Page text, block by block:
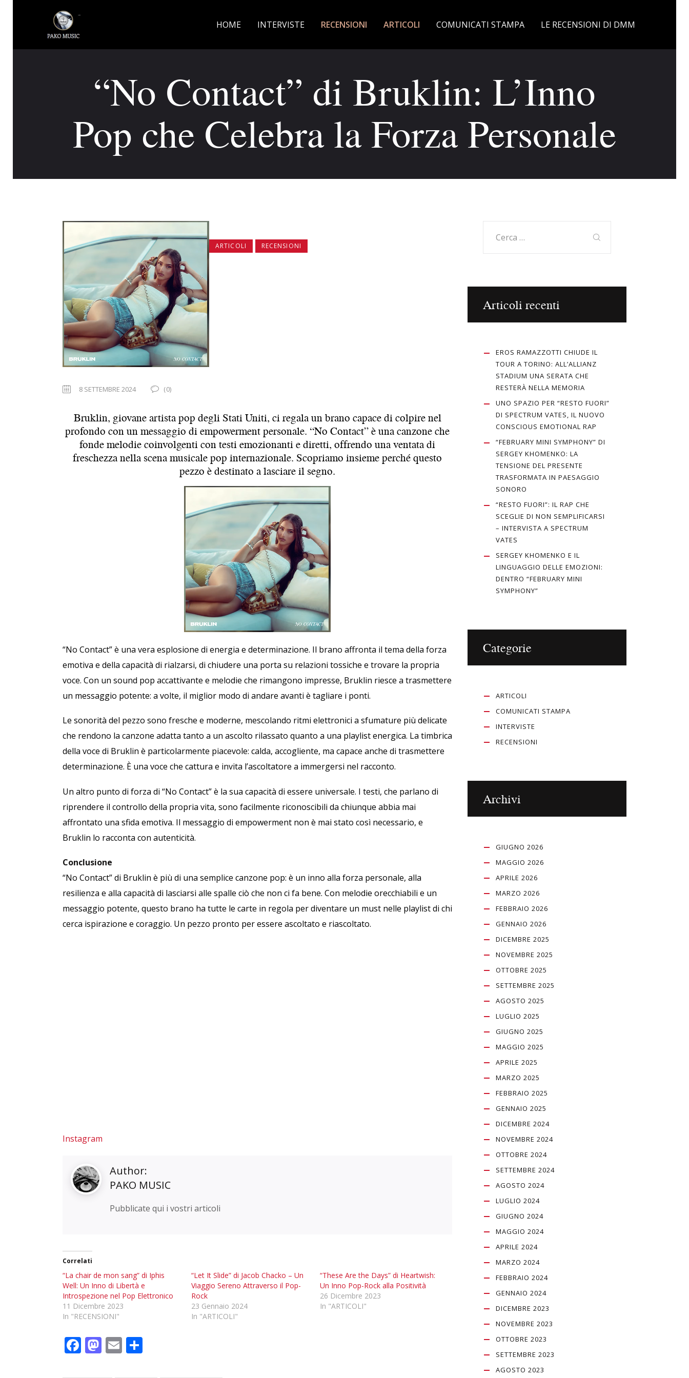
HOME INTERVISTE RECENSIONI ARTICOLI COMUNICATI STAMPA LE RECENSIONI DI DMM
“No Contact” di Bruklin: L’Inno
Pop che Celebra la Forza Personale
ARTICOLI RECENSIONI
8 SETTEMBRE 2024 (0)
Bruklin, giovane artista pop degli Stati Uniti, ci regala un brano capace di colpire nel
profondo con un messaggio di empowerment personale. “No Contact” è una canzone che
fonde melodie coinvolgenti con testi emozionanti e diretti, offrendo una ventata di
freschezza nella scena musicale pop internazionale. Scopriamo insieme perché questo
pezzo è destinato a lasciare il segno.
“No Contact” è una vera esplosione di energia e determinazione. Il brano affronta il tema della forza
emotiva e della capacità di rialzarsi, di chiudere una porta su relazioni tossiche e trovare la propria
voce. Con un sound pop accattivante e melodie che rimangono impresse, Bruklin riesce a trasmettere
un messaggio potente: a volte, il miglior modo di andare avanti è tagliare i ponti.
Le sonorità del pezzo sono fresche e moderne, mescolando ritmi elettronici a sfumature più delicate
che rendono la canzone adatta tanto a un ascolto rilassato quanto a una playlist energica. La timbrica
della voce di Bruklin è particolarmente piacevole: calda, accogliente, ma capace anche di trasmettere
determinazione. È una voce che cattura e invita l’ascoltatore a immergersi nel racconto.
Un altro punto di forza di “No Contact” è la sua capacità di essere universale. I testi, che parlano di
riprendere il controllo della propria vita, sono facilmente riconoscibili da chiunque abbia mai
affrontato una sfida emotiva. Il messaggio di empowerment non è mai stato così necessario, e
Bruklin lo racconta con autenticità.
Conclusione
“No Contact” di Bruklin è più di una semplice canzone pop: è un inno alla forza personale, alla
resilienza e alla capacità di lasciarsi alle spalle ciò che non ci fa bene. Con melodie orecchiabili e un
messaggio potente, questo brano ha tutte le carte in regola per diventare un must nelle playlist di chi
cerca ispirazione e coraggio. Un pezzo pronto per essere ascoltato e riascoltato.
Instagram
Author:
PAKO MUSIC
Pubblicate qui i vostri articoli
Correlati
“La chair de mon sang” di Iphis
Well: Un Inno di Libertà e
Introspezione nel Pop Elettronico
11 Dicembre 2023
In "RECENSIONI"
“Let It Slide” di Jacob Chacko – Un
Viaggio Sereno Attraverso il Pop-
Rock
23 Gennaio 2024
In "ARTICOLI"
“These Are the Days” di Heartwish:
Un Inno Pop-Rock alla Positività
26 Dicembre 2023
In "ARTICOLI"
F M E
per:
Articoli recenti
EROS RAMAZZOTTI CHIUDE IL
TOUR A TORINO: ALL’ALLIANZ
STADIUM UNA SERATA CHE
RESTERÀ NELLA MEMORIA
UNO SPAZIO PER “RESTO FUORI”
DI SPECTRUM VATES, IL NUOVO
CONSCIOUS EMOTIONAL RAP
“FEBRUARY MINI SYMPHONY” DI
SERGEY KHOMENKO: LA
TENSIONE DEL PRESENTE
TRASFORMATA IN PAESAGGIO
SONORO
“RESTO FUORI”: IL RAP CHE
SCEGLIE DI NON SEMPLIFICARSI
– INTERVISTA A SPECTRUM
VATES
SERGEY KHOMENKO E IL
LINGUAGGIO DELLE EMOZIONI:
DENTRO “FEBRUARY MINI
SYMPHONY”
Categorie
ARTICOLI
COMUNICATI STAMPA
INTERVISTE
RECENSIONI
Archivi
GIUGNO 2026
MAGGIO 2026
APRILE 2026
MARZO 2026
FEBBRAIO 2026
GENNAIO 2026
DICEMBRE 2025
NOVEMBRE 2025
OTTOBRE 2025
SETTEMBRE 2025
AGOSTO 2025
LUGLIO 2025
GIUGNO 2025
MAGGIO 2025
APRILE 2025
MARZO 2025
FEBBRAIO 2025
GENNAIO 2025
DICEMBRE 2024
NOVEMBRE 2024
OTTOBRE 2024
SETTEMBRE 2024
AGOSTO 2024
LUGLIO 2024
GIUGNO 2024
MAGGIO 2024
APRILE 2024
MARZO 2024
FEBBRAIO 2024
GENNAIO 2024
DICEMBRE 2023
NOVEMBRE 2023
OTTOBRE 2023
SETTEMBRE 2023
AGOSTO 2023